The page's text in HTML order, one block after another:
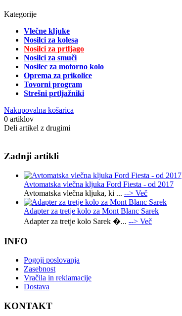
Kategorije
Vlečne kljuke
Nosilci za kolesa
Nosilci za prtljago
Nosilci za smuči
Nosilec za motorno kolo
Oprema za prikolice
Tovorni program
Strešni prtljažniki
Nakupovalna košarica
0 artiklov
Deli artikel z drugimi
Zadnji artikli
Avtomatska vlečna kljuka Ford Fiesta - od 2017
Avtomatska vlečna kljuka, ki ... --> Več
Adapter za tretje kolo za Mont Blanc Sarek
Adapter za tretje kolo Sarek �... --> Več
INFO
Pogoji poslovanja
Zasebnost
Vračila in reklamacije
Dostava
KONTAKT